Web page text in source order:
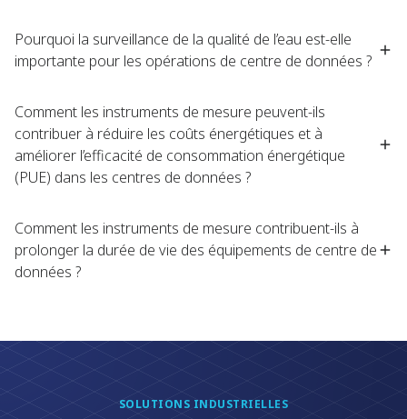
Pourquoi la surveillance de la qualité de l’eau est-elle
importante pour les opérations de centre de données ?​
Comment les instruments de mesure peuvent-ils
contribuer à réduire les coûts énergétiques et à
améliorer l’efficacité de consommation énergétique
(PUE) dans les centres de données ?​
Comment les instruments de mesure contribuent-ils à
prolonger la durée de vie des équipements de centre de
données ?​
SOLUTIONS INDUSTRIELLES